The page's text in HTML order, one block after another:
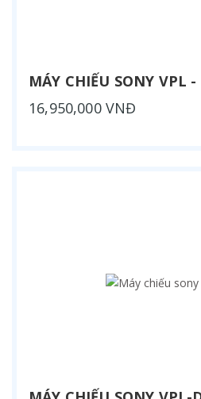
MÁY CHIẾU SONY VPL -
16,950,000 VNĐ